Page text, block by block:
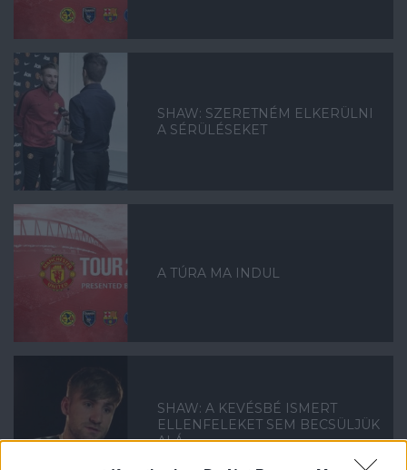
SHAW: SZERETNÉM ELKERÜLNI
A SÉRÜLÉSEKET
A TÚRA MA INDUL
SHAW: A KEVÉSBÉ ISMERT
ELLENFELEKET SEM BECSÜLJÜK
ALÁ